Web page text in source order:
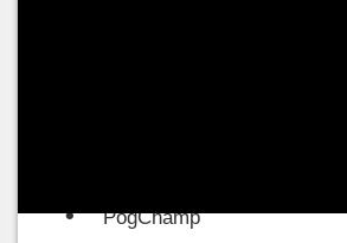
PogChamp